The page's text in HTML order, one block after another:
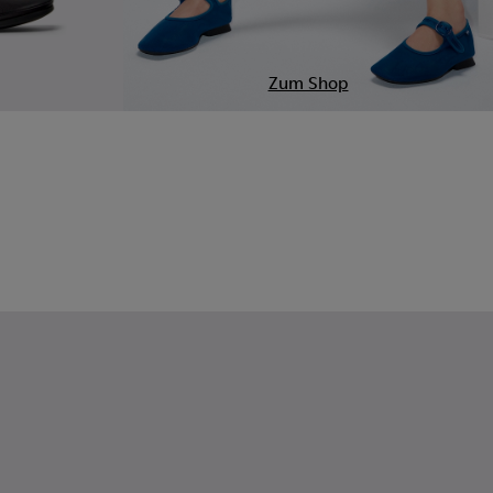
Ballerinas aus Leder Für Damen.
013
Zum Shop